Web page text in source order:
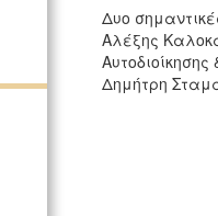
Δυο
Αλέξης
Δημήτρη